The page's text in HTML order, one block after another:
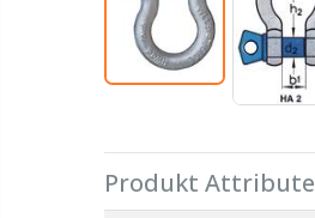
Produkt Attribute